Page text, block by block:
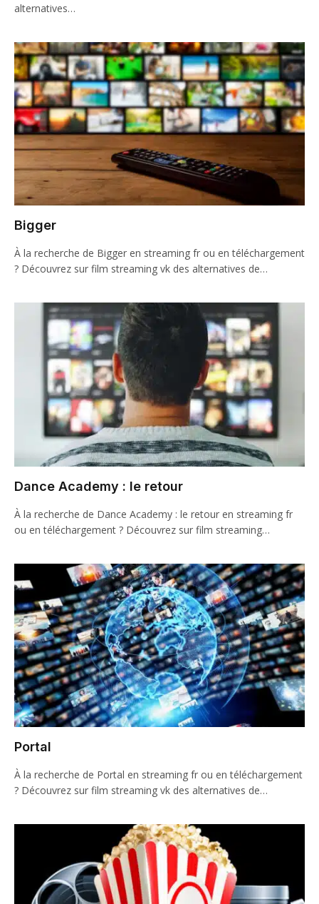
alternatives…
Bigger
À la recherche de Bigger en streaming fr ou en téléchargement
? Découvrez sur film streaming vk des alternatives de…
Dance Academy : le retour
À la recherche de Dance Academy : le retour en streaming fr
ou en téléchargement ? Découvrez sur film streaming…
Portal
À la recherche de Portal en streaming fr ou en téléchargement
? Découvrez sur film streaming vk des alternatives de…